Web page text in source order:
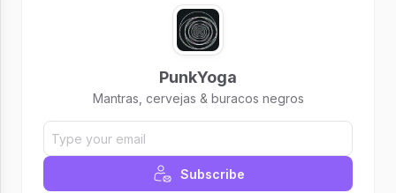
PunkYoga
Mantras, cervejas & buracos negros
Subscribe